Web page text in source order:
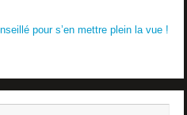
pour s’en mettre plein la vue !